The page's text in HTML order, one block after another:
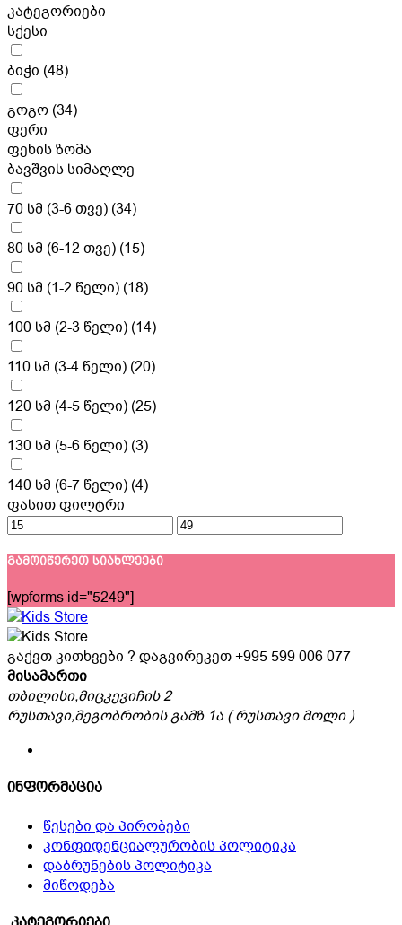
კატეგორიები
სქესი
ბიჭი (48)
გოგო (34)
ფერი
ფეხის ზომა
ბავშვის სიმაღლე
70 სმ (3-6 თვე) (34)
80 სმ (6-12 თვე) (15)
90 სმ (1-2 წელი) (18)
100 სმ (2-3 წელი) (14)
110 სმ (3-4 წელი) (20)
120 სმ (4-5 წელი) (25)
130 სმ (5-6 წელი) (3)
140 სმ (6-7 წელი) (4)
ფასით ფილტრი
გამოიწერეთ სიახლეები
[wpforms id="5249"]
გაქვთ კითხვები ? დაგვირეკეთ+995 599 006 077
მისამართი
თბილისი,მიცკევიჩის 2
რუსთავი,მეგობრობის გამზ 1ა ( რუსთავი მოლი )
ინფორმაცია
წესები და პირობები
კონფიდენციალურობის პოლიტიკა
დაბრუნების პოლიტიკა
მიწოდება